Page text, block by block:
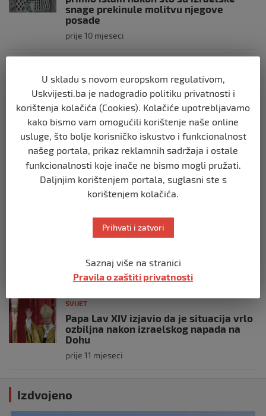
snage prekinule molitvu njegove
posade
prije 10 mjeseci
Brod “Mikeno” probio izraelsku blokadu
i uplovio u Gazu – kapetan iz Sarajeva
vijori zastavu BiH
SVIJET
Opsadno stanje u Münchenu, odjeknulo
nekoliko eksplozija: Ima žrtava,
policijske snage na terenu
prije 10 mjeseci
prije 11 mjeseci
SVIJET
Papa Lav XIV izjavio da je situacija vrlo
ozbiljna nakon izraelskog napada na
Dohu
prije 11 mjeseci
Izdvojeno
U skladu s novom europskom regulativom,
Uskvijesti.ba je nadogradio politiku privatnosti i
korištenja kolačića (Cookies). Kolačiće upotrebljavamo
kako bismo vam omogućili korištenje naše online
usluge, što bolje korisničko iskustvo i funkcionalnost
našeg portala, prikaz reklamnih sadržaja i ostale
funkcionalnosti koje inače ne bismo mogli pružati.
Daljnjim korištenjem portala, suglasni ste s
korištenjem kolačića.
Prihvati i zatvori
Saznaj više na stranici
Pravila o zaštiti privatnosti